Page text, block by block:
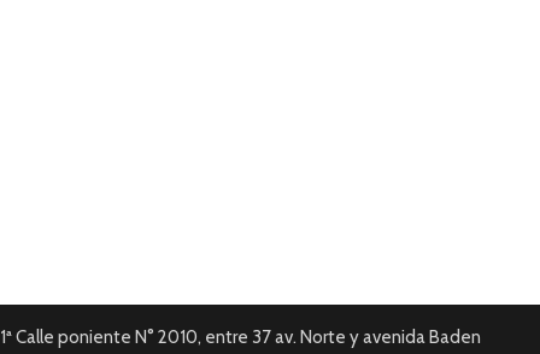
1ª Calle poniente N° 2010, entre 37 av. Norte y avenida Baden